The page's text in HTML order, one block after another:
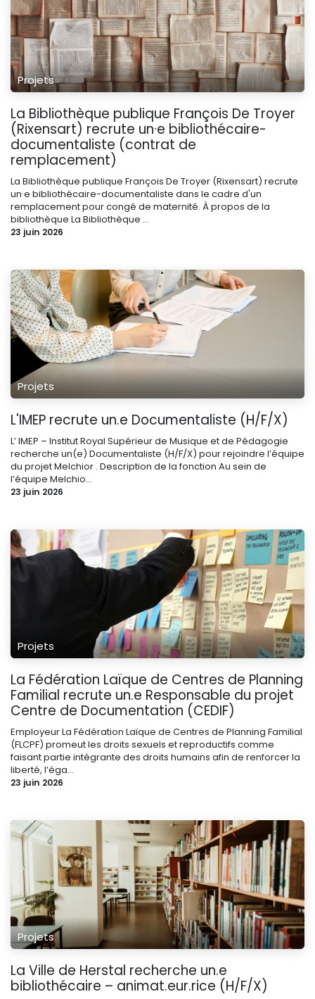
Projets
La Bibliothèque publique François De Troyer
(Rixensart) recrute un·e bibliothécaire-
documentaliste (contrat de
remplacement)
La Bibliothèque publique François De Troyer (Rixensart) recrute
un·e bibliothécaire-documentaliste dans le cadre d'un
remplacement pour congé de maternité. À propos de la
bibliothèque La Bibliothèque ...
23 juin 2026
Projets
L'IMEP recrute un.e Documentaliste (H/F/X)
L’ IMEP – Institut Royal Supérieur de Musique et de Pédagogie
recherche un(e) Documentaliste (H/F/X) pour rejoindre l’équipe
du projet Melchior . Description de la fonction Au sein de
l’équipe Melchio...
23 juin 2026
Projets
La Fédération Laïque de Centres de Planning
Familial recrute un.e Responsable du projet
Centre de Documentation (CEDIF)
Employeur La Fédération Laïque de Centres de Planning Familial
(FLCPF) promeut les droits sexuels et reproductifs comme
faisant partie intégrante des droits humains afin de renforcer la
liberté, l’éga...
23 juin 2026
Projets
La Ville de Herstal recherche un.e
bibliothécaire – animat.eur.rice (H/F/X)